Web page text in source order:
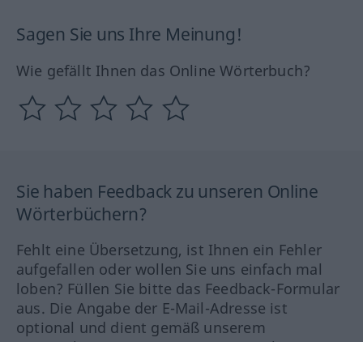
Sagen Sie uns Ihre Meinung!
Wie gefällt Ihnen das Online Wörterbuch?
Sie haben Feedback zu unseren Online
Wörterbüchern?
Fehlt eine Übersetzung, ist Ihnen ein Fehler
aufgefallen oder wollen Sie uns einfach mal
loben? Füllen Sie bitte das Feedback-Formular
aus. Die Angabe der E-Mail-Adresse ist
optional und dient gemäß unserem